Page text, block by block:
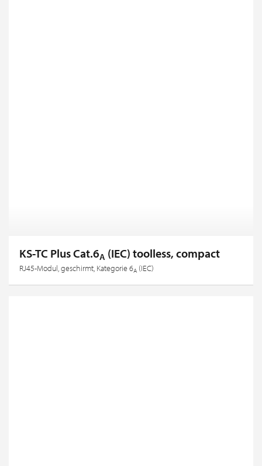
KS-TC Plus Cat.6A (IEC) toolless, compact
RJ45-Modul, geschirmt, Kategorie 6A (IEC)